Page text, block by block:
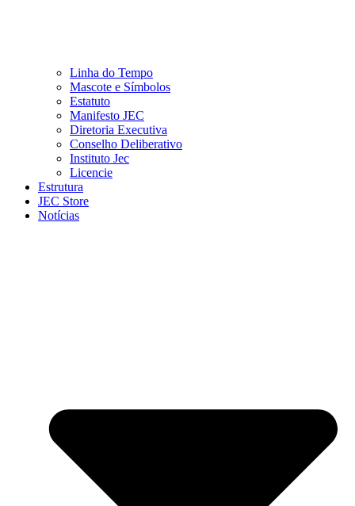
Linha do Tempo
Mascote e Símbolos
Estatuto
Manifesto JEC
Diretoria Executiva
Conselho Deliberativo
Instituto Jec
Licencie
Estrutura
JEC Store
Notícias